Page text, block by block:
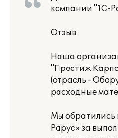
компании "1С-
Отзыв
Наша
"Престиж
(отрасль -
расходные
Мы обратились
Рарус» за